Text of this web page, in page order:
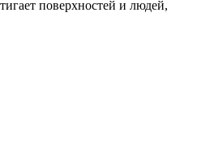
поверхностей и людей,